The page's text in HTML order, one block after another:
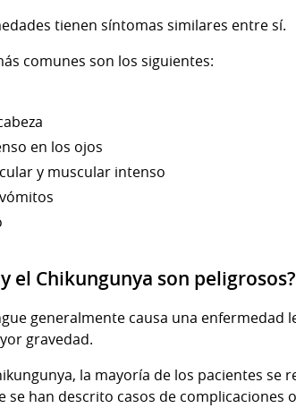
tienen síntomas similares entre sí.
comunes son los siguientes:
en los ojos
y muscular intenso
el Chikungunya son peligrosos?
generalmente causa una enfermedad
gravedad.
la mayoría de los pacientes
se han descrito casos de complicaciones